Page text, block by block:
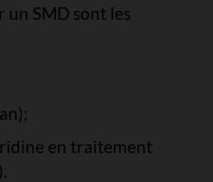
SMD sont les
en traitement